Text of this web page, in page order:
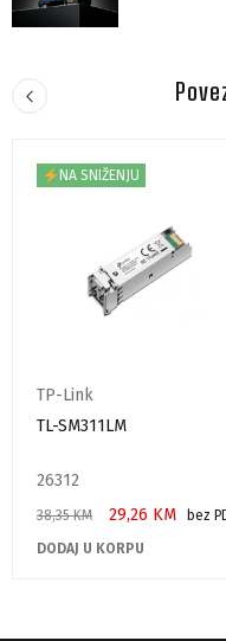
NA SNIŽENJU
TP-Link
TL-SM311LM
26312
38,35KM 29,26 KM
bez
DODAJ U KORPU